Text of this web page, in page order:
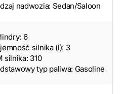
nadwozia: Sedan/Saloon
6
silnika (l): 3
silnika: 310
typ paliwa: Gasoline